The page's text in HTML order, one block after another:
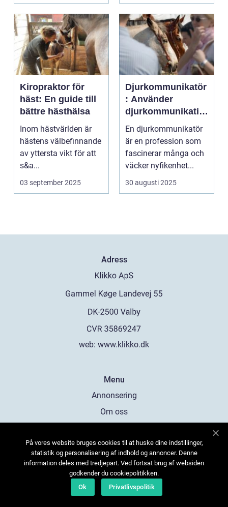
Kiropraktor för
häst: En guide till
bättre hästhälsa
Inom hästvärlden är
hästens välbefinnande
av yttersta vikt för att
s&a...
03 september 2025
Djurkommunikatör
: Använder
djurkommunikatio
n för behandling
av djur
En djurkommunikatör
är en profession som
fascinerar många och
väcker nyfikenhet...
30 augusti 2025
Adress
web: www.klikko.dk
Menu
Annonsering
Om oss
Kontakta oss
Sitemap
På vores website bruges cookies til at huske dine indstillinger,
statistik og personalisering af indhold og annoncer. Denne
information deles med tredjepart. Ved fortsat brug af websiden
godkender du cookiepolitikken.
Ok
Privatlivspolitik